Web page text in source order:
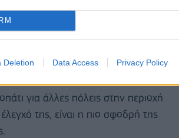
Deletion Data Access Privacy Policy
φορά όλον αυτόν τον καιρό».
να συνεχίσουμε τις επιχειρήσεις.
εμποδιστεί να μας αποκόψει (από
για άλλες πόλεις στην περιοχή
της, είναι η πιο σφοδρή της